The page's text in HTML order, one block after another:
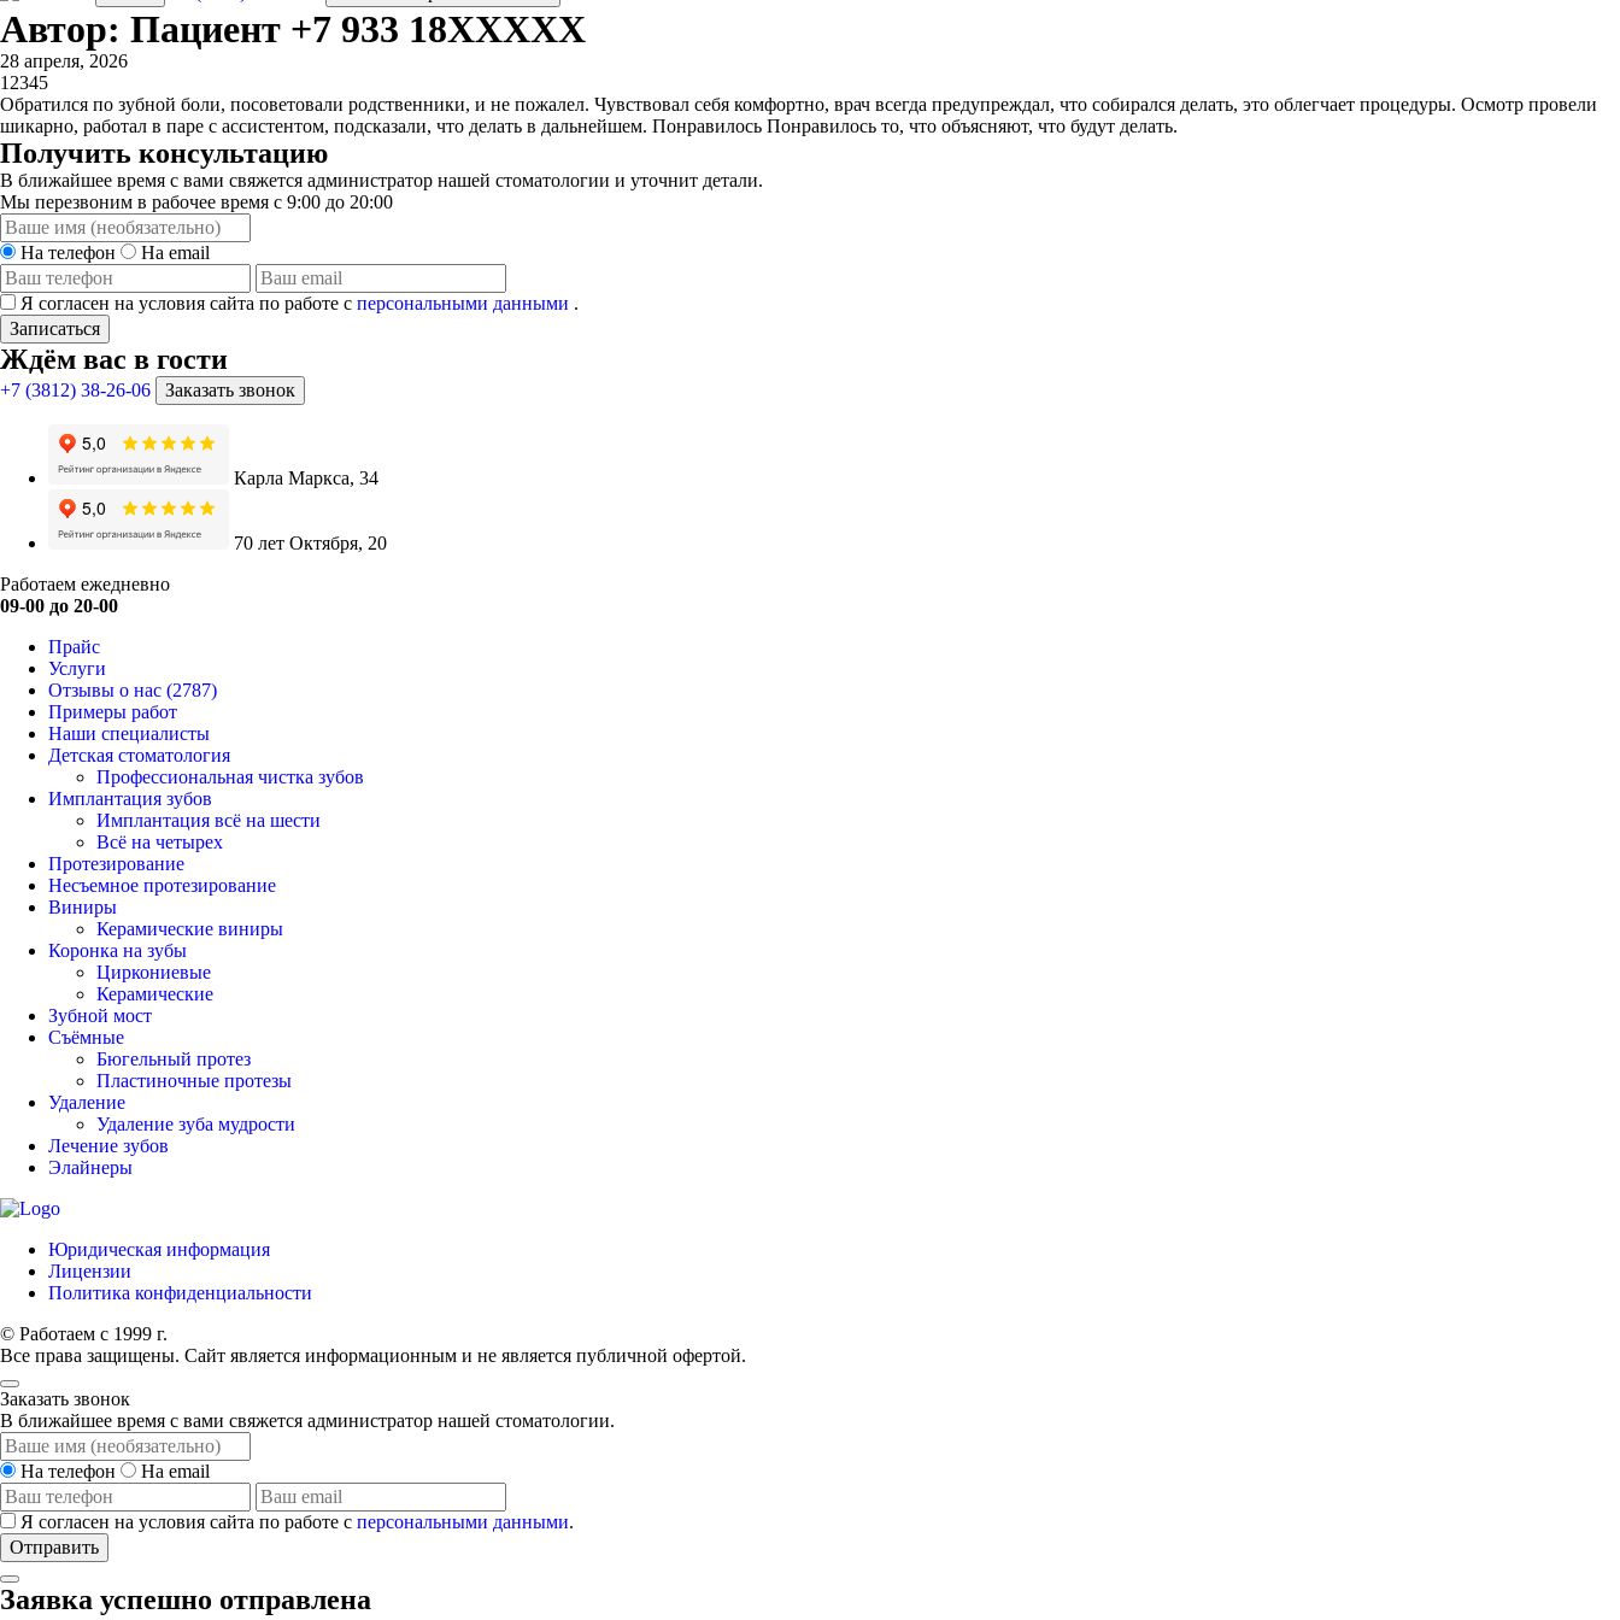
Автор: Пациент +7 933 18XXXXX
28 апреля, 2026
1 2345
Обратился по зубной боли, посоветовали родственники, и не пожалел. Чувствовал себя комфортно, врач всегда предупреждал, что собирался делать, это облегчает процедуры. Осмотр провели
шикарно, работал в паре с ассистентом, подсказали, что делать в дальнейшем. Понравилось Понравилось то, что объясняют, что будут делать.
Получить консультацию
В ближайшее время с вами свяжется администратор нашей стоматологии и уточнит детали.
Мы перезвоним в рабочее время с 9:00 до 20:00
На телефон На email
Я согласен на условия сайта по работе с персональными данными .
Записаться
Ждём вас в гости
+7 (3812) 38-26-06 Заказать звонок
Карла Маркса, 34
70 лет Октября, 20
Работаем ежедневно
09-00 до 20-00
Прайс
Услуги
Отзывы о нас (2787)
Примеры работ
Наши специалисты
Детская стоматология
Профессиональная чистка зубов
Имплантация зубов
Имплантация всё на шести
Всё на четырех
Протезирование
Несъемное протезирование
Виниры
Керамические виниры
Коронка на зубы
Циркониевые
Керамические
Зубной мост
Съёмные
Бюгельный протез
Пластиночные протезы
Удаление
Удаление зуба мудрости
Лечение зубов
Элайнеры
Юридическая информация
Лицензии
Политика конфиденциальности
© Работаем с 1999 г.
Все права защищены. Сайт является информационным и не является публичной офертой.
Заказать звонок
В ближайшее время с вами свяжется администратор нашей стоматологии.
На телефон На email
Я согласен на условия сайта по работе с персональными данными.
Отправить
Заявка успешно отправлена